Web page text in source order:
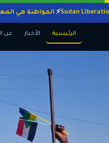
المواطنة
الرئيسية الأخبار عن